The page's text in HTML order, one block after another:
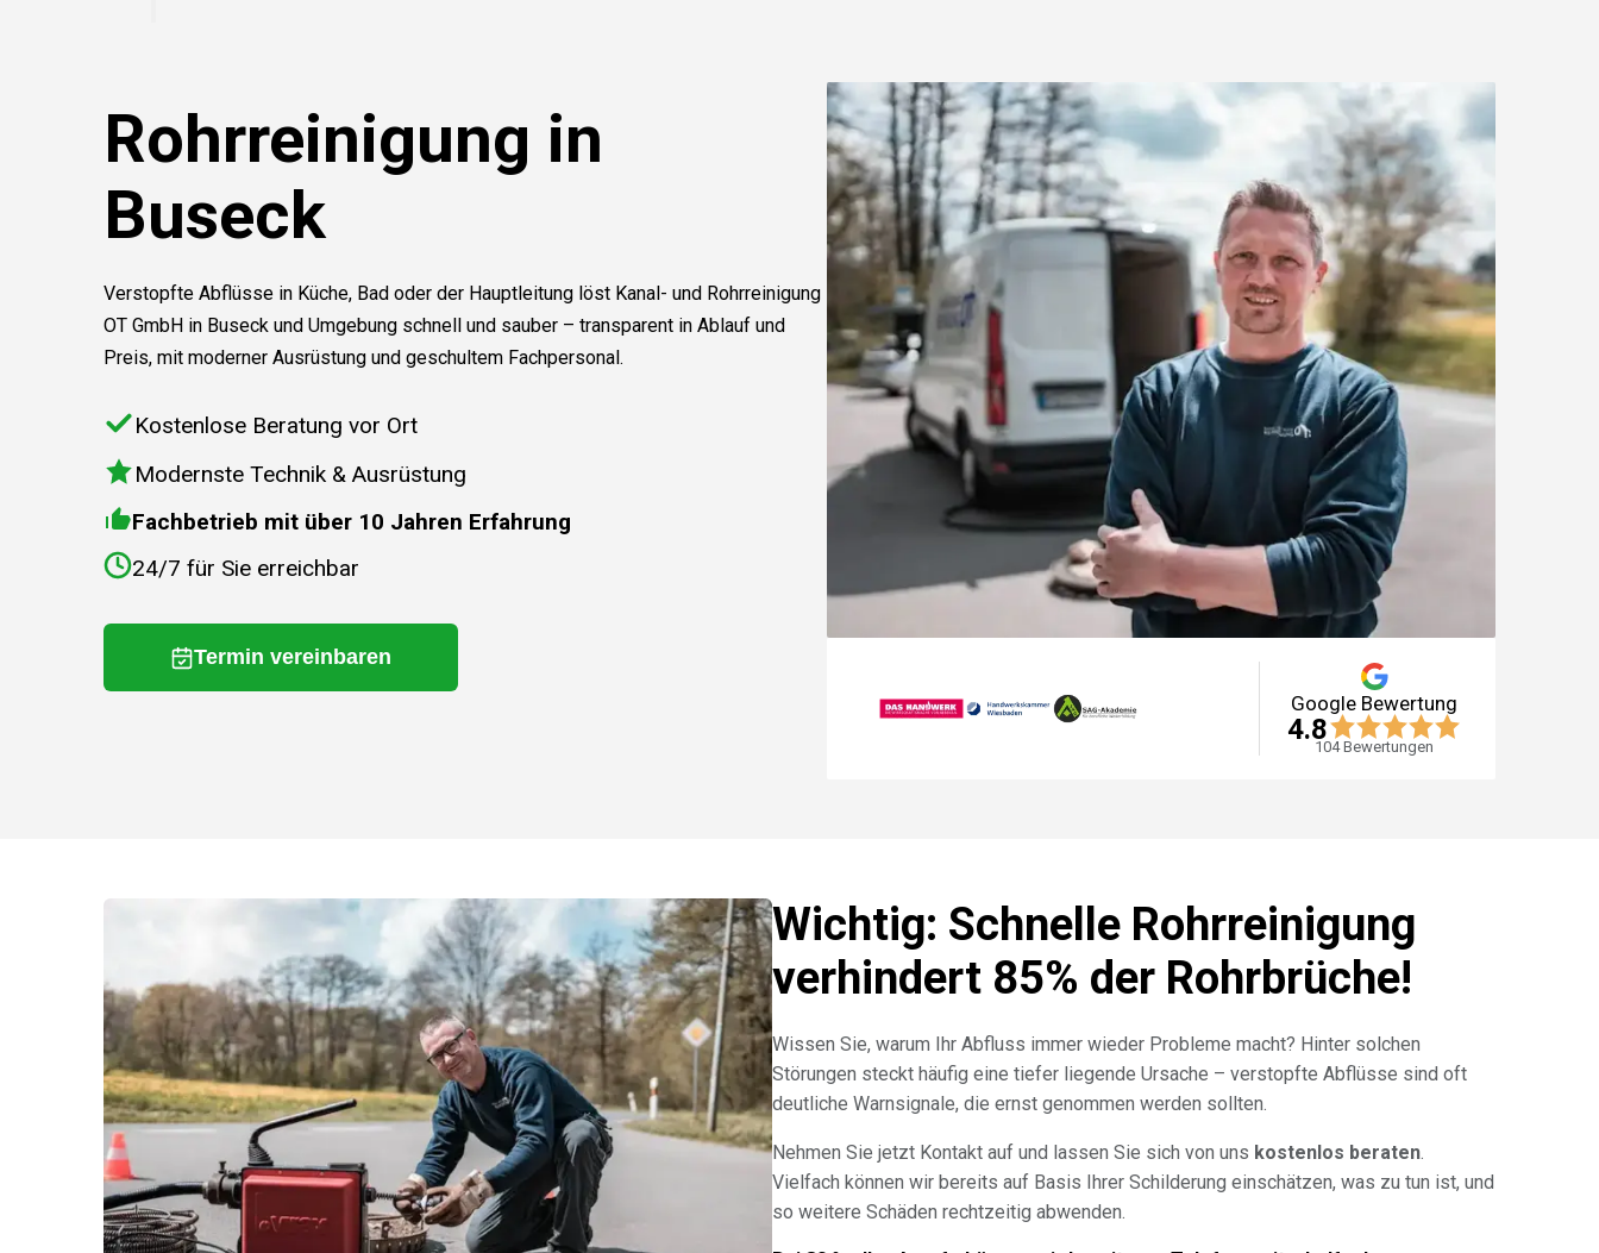
Rohrreinigung in
Buseck
Verstopfte Abflüsse in Küche, Bad oder der Hauptleitung löst Kanal- und Rohrreinigung
OT GmbH in Buseck und Umgebung schnell und sauber – transparent in Ablauf und
Preis, mit moderner Ausrüstung und geschultem Fachpersonal.
Kostenlose Beratung vor Ort
Modernste Technik & Ausrüstung
Fachbetrieb mit über 10 Jahren Erfahrung
24/7 für Sie erreichbar
Termin vereinbaren
Google Bewertung
4.8
104Bewertungen
Wichtig: Schnelle Rohrreinigung
verhindert 85% der Rohrbrüche!
Wissen Sie, warum Ihr Abfluss immer wieder Probleme macht? Hinter solchen
Störungen steckt häufig eine tiefer liegende Ursache – verstopfte Abflüsse sind oft
deutliche Warnsignale, die ernst genommen werden sollten.
Nehmen Sie jetzt Kontakt auf und lassen Sie sich von uns kostenlos beraten.
Vielfach können wir bereits auf Basis Ihrer Schilderung einschätzen, was zu tun ist, und
so weitere Schäden rechtzeitig abwenden.